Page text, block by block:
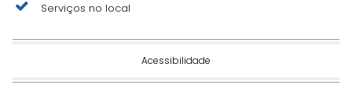
Serviços no local
Acessibilidade